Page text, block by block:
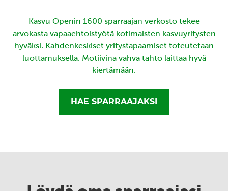
Kasvu Openin 1600 sparraajan verkosto tekee
arvokasta vapaaehtoistyötä kotimaisten kasvuyritysten
hyväksi. Kahdenkeskiset yritystapaamiset toteutetaan
luottamuksella. Motiivina vahva tahto laittaa hyvä
kiertämään.
HAE SPARRAAJAKSI